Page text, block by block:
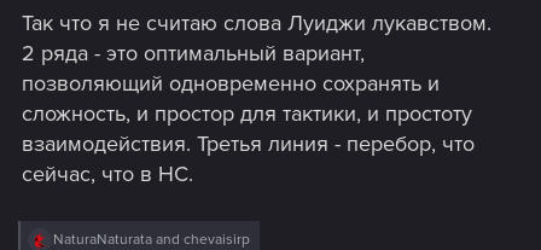
Так что я не считаю слова Луиджи лукавством.
2 ряда - это оптимальный вариант,
позволяющий одновременно сохранять и
сложность, и простор для тактики, и простоту
взаимодействия. Третья линия - перебор, что
сейчас, что в HC.
R
NaturaNaturata and chevaisirp